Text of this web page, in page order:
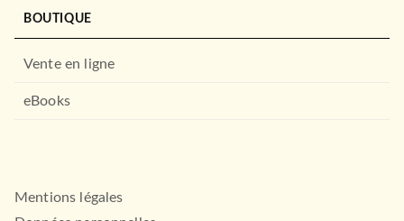
BOUTIQUE
Vente en ligne
eBooks
Mentions légales